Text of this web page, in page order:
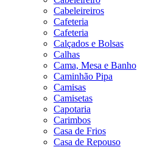
Cabeleireiros
Cafeteria
Cafeteria
Calçados e Bolsas
Calhas
Cama, Mesa e Banho
Caminhão Pipa
Camisas
Camisetas
Capotaria
Carimbos
Casa de Frios
Casa de Repouso